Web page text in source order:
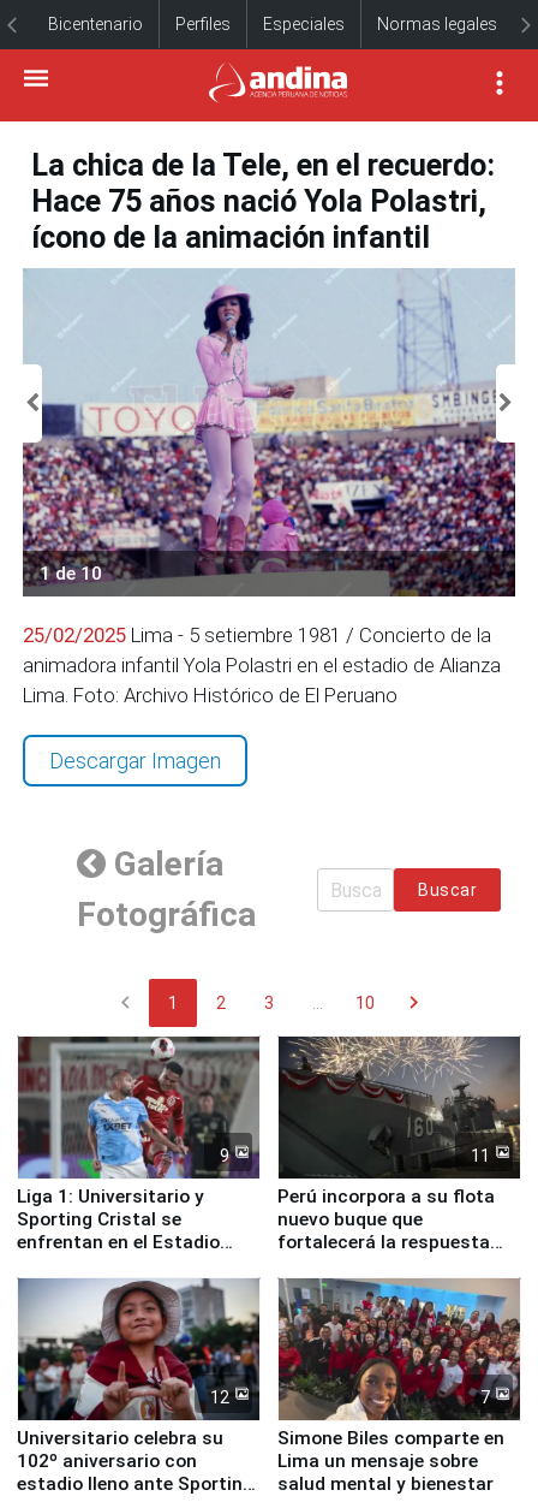
Bicentenario Perfiles Especiales Normas legales
La chica de la Tele, en el recuerdo:
Hace 75 años nació Yola Polastri,
ícono de la animación infantil
1 de 10
25/02/2025 Lima - 5 setiembre 1981 / Concierto de la
animadora infantil Yola Polastri en el estadio de Alianza
Lima. Foto: Archivo Histórico de El Peruano
Descargar Imagen
Galería
Fotográfica
Buscar
chevron_left 1 2 3 ... 10 chevron_right
9
Liga 1: Universitario y
Sporting Cristal se
enfrentan en el Estadio
11
Perú incorpora a su flota
nuevo buque que
fortalecerá la respuesta
12
Universitario celebra su
102º aniversario con
estadio lleno ante Sporting
7
Simone Biles comparte en
Lima un mensaje sobre
salud mental y bienestar